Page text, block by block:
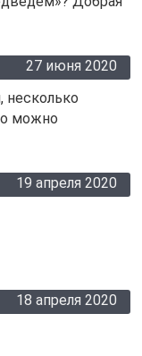
27 июня 2020
несколько
можно
19 апреля 2020
18 апреля 2020